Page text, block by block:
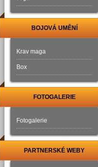
BOJOVÁ UMĚNÍ
Krav maga
Box
FOTOGALERIE
Fotogalerie
PARTNERSKÉ WEBY